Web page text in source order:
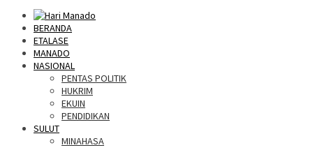
BERANDA
ETALASE
MANADO
NASIONAL
PENTAS POLITIK
HUKRIM
EKUIN
PENDIDIKAN
SULUT
MINAHASA